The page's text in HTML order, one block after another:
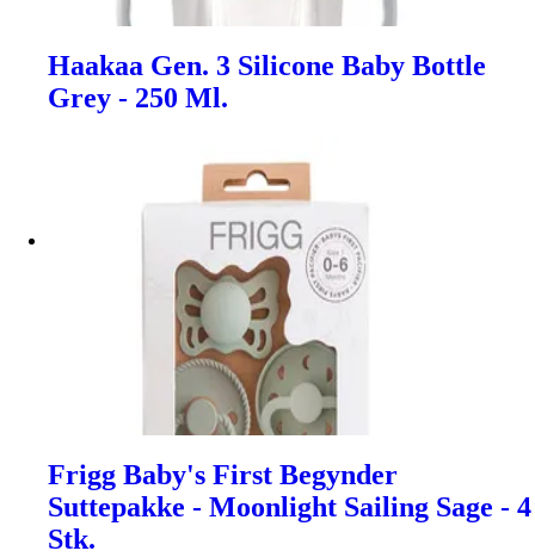
Haakaa Gen. 3 Silicone Baby Bottle
Grey - 250 Ml.
Frigg Baby's First Begynder
Suttepakke - Moonlight Sailing Sage - 4
Stk.